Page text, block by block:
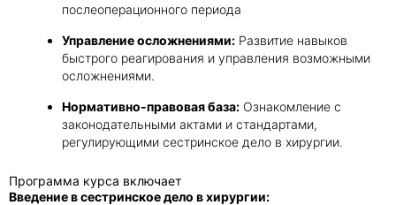
послеоперационного периода
Управление осложнениями: Развитие навыков
быстрого реагирования и управления возможными
осложнениями.
Нормативно-правовая база: Ознакомление с
законодательными актами и стандартами,
регулирующими сестринское дело в хирургии.
Программа курса включает
Введение в сестринское дело в хирургии: